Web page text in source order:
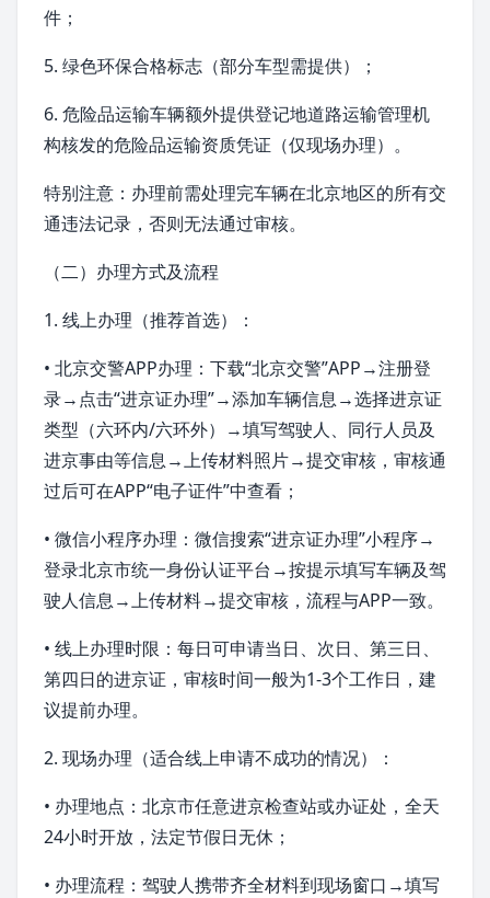
件；
5. 绿色环保合格标志（部分车型需提供）；
6. 危险品运输车辆额外提供登记地道路运输管理机
构核发的危险品运输资质凭证（仅现场办理）。
特别注意：办理前需处理完车辆在北京地区的所有交
通违法记录，否则无法通过审核。
（二）办理方式及流程
1. 线上办理（推荐首选）：
• 北京交警APP办理：下载“北京交警”APP→注册登
录→点击“进京证办理”→添加车辆信息→选择进京证
类型（六环内/六环外）→填写驾驶人、同行人员及
进京事由等信息→上传材料照片→提交审核，审核通
过后可在APP“电子证件”中查看；
• 微信小程序办理：微信搜索“进京证办理”小程序→
登录北京市统一身份认证平台→按提示填写车辆及驾
驶人信息→上传材料→提交审核，流程与APP一致。
• 线上办理时限：每日可申请当日、次日、第三日、
第四日的进京证，审核时间一般为1-3个工作日，建
议提前办理。
2. 现场办理（适合线上申请不成功的情况）：
• 办理地点：北京市任意进京检查站或办证处，全天
24小时开放，法定节假日无休；
• 办理流程：驾驶人携带齐全材料到现场窗口→填写